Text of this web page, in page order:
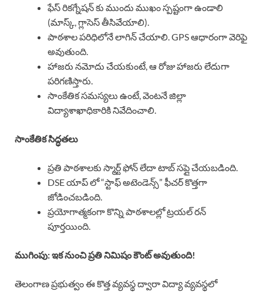
ఫేస్ రికగ్నేషన్ కు ముందు ముఖం స్పష్టంగా ఉండాలి
(మాస్క్, గ్లాసెస్ తీసివేయాలి).
పాఠశాల పరిధిలోనే లాగిన్ చేయాలి. GPS ఆధారంగా వెరిఫై
అవుతుంది.
హాజరు నమోదు చేయకుంటే, ఆ రోజు హాజరు లేదుగా
పరిగణిస్తారు.
సాంకేతిక సమస్యలు ఉంటే, వెంటనే జిల్లా
విద్యాశాఖాధికారికి నివేదించాలి.
సాంకేతిక సిద్ధతలు
ప్రతి పాఠశాలకు స్మార్ట్ ఫోన్ లేదా టాబ్ సప్లై చేయబడింది.
DSE యాప్ లో “స్టాఫ్ అటెండెన్స్” ఫీచర్ కొత్తగా
జోడించబడింది.
ప్రయోగాత్మకంగా కొన్ని పాఠశాలల్లో ట్రయల్ రన్
పూర్తయింది.
ముగింపు: ఇక నుంచి ప్రతి నిమిషం కౌంట్ అవుతుంది!
తెలంగాణ ప్రభుత్వం ఈ కొత్త వ్యవస్థ ద్వారా విద్యా వ్యవస్థలో